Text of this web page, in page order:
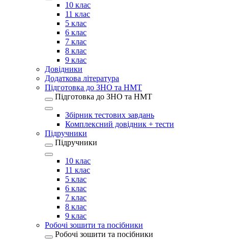
10 клас
11 клас
5 клас
6 клас
7 клас
8 клас
9 клас
Довідники
Додаткова література
Підготовка до ЗНО та НМТ
Підготовка до ЗНО та НМТ
Збірник тестових завдань
Комплексний довідник + тести
Підручники
Підручники
10 клас
11 клас
5 клас
6 клас
7 клас
8 клас
9 клас
Робочі зошити та посібники
Робочі зошити та посібники